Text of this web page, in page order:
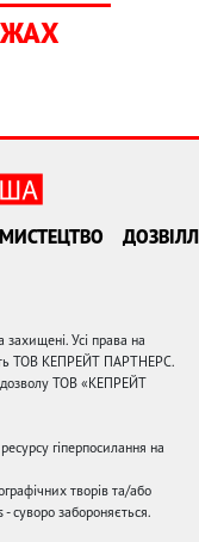
МИСТЕЦТВО
Усі права на
ТОВ КЕПРЕЙТ ПАРТНЕРС.
дозволу ТОВ «КЕПРЕЙТ
гіперпосилання на
творів та/або
суворо забороняється.